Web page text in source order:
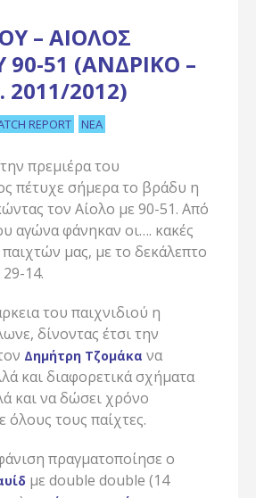
– ΑΊΟΛΟΣ
51 (ΑΝΔΡΙΚΌ –
2012)
REPORT ΝΈΑ
πρεμιέρα του
πέτυχε σήμερα το βράδυ η
τον Αίολο με 90-51. Από
αγώνα φάνηκαν οι…. κακές
μας, με το δεκάλεπτο
29-14.
του παιχνιδιού η
δίνοντας έτσι την
Δημήτρη Τζομάκα να
και διαφορετικά σχήματα
και να δώσει χρόνο
όλους τους παίχτες.
πραγματοποίησε ο
με double double (14